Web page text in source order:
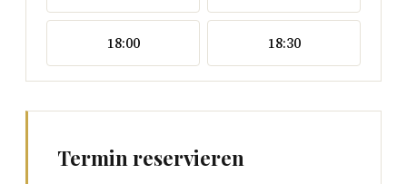
18:00 18:30
Termin reservieren